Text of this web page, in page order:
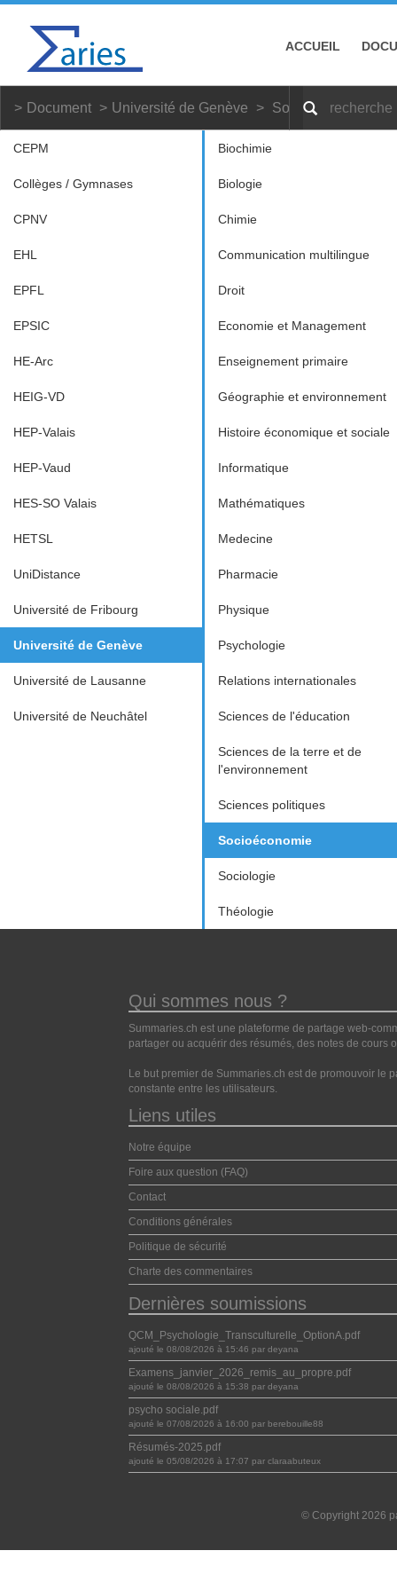
ACCUEIL
Document Université de Genève Socioéconomie
CEPM
Collèges / Gymnases
CPNV
EHL
EPFL
EPSIC
HE-Arc
HEIG-VD
HEP-Valais
HEP-Vaud
HES-SO Valais
HETSL
UniDistance
Université de Fribourg
Université de Genève
Université de Lausanne
Université de Neuchâtel
Biochimie
Biologie
Chimie
Communication multilingue
Droit
Economie et Management
Enseignement primaire
Géographie et environnement
Histoire économique et sociale
Informatique
Mathématiques
Medecine
Pharmacie
Physique
Psychologie
Relations internationales
Sciences de l'éducation
Sciences de la terre et de
l'environnement
Sciences politiques
Socioéconomie
Sociologie
Théologie
Qui sommes nous ?
Summaries.ch est une plateforme de partage web-
partager ou acquérir des résumés, des notes de cours
Le but premier de Summaries.ch est de promouvoir le
constante entre les utilisateurs.
Liens utiles
Notre équipe
Foire aux question (FAQ)
Contact
Conditions générales
Politique de sécurité
Charte des commentaires
Dernières soumissions
QCM_Psychologie_Transculturelle_OptionA.pdf
ajouté le 08/08/2026 à 15:46 par deyana
Examens_janvier_2026_remis_au_propre.pdf
ajouté le 08/08/2026 à 15:38 par deyana
psycho sociale.pdf
ajouté le 07/08/2026 à 16:00 par berebouille88
Résumés-2025.pdf
ajouté le 05/08/2026 à 17:07 par claraabuteux
© Copyright 2026